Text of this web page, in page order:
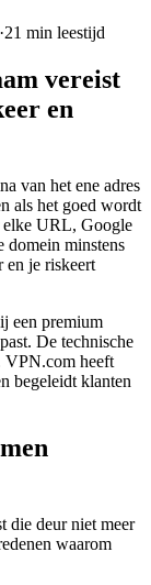
·21 min leestijd
vereist
en
van het ene adres
als het goed wordt
elke URL, Google
domein minstens
en je riskeert
een premium
De technische
VPN.com heeft
begeleidt klanten
die deur niet meer
waarom